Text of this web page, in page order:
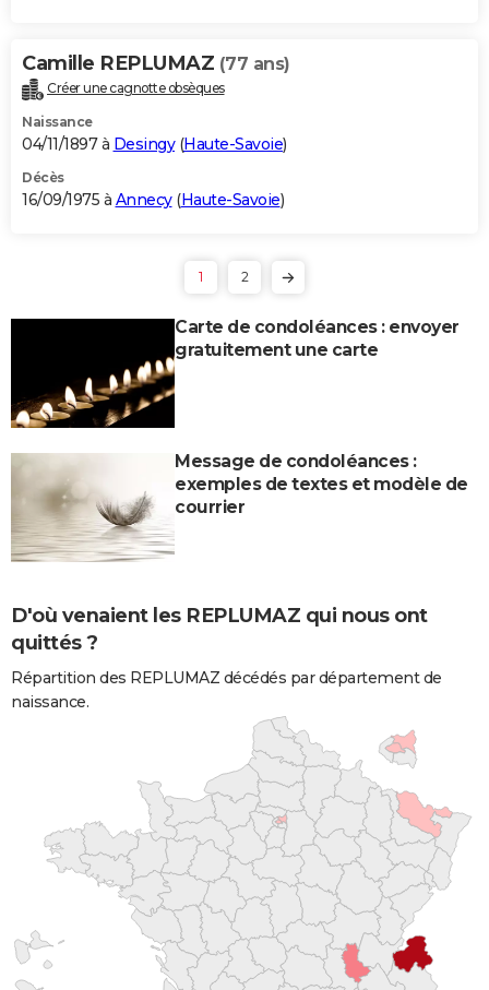
Camille REPLUMAZ (77 ans)
Créer une cagnotte obsèques
Naissance
04/11/1897 à Desingy(Haute-Savoie)
Décès
16/09/1975 à Annecy(Haute-Savoie)
1 2
Carte de condoléances : envoyer
gratuitement une carte
Message de condoléances :
exemples de textes et modèle de
courrier
D'où venaient les REPLUMAZ qui nous ont
quittés ?
Répartition des REPLUMAZ décédés par département de
naissance.